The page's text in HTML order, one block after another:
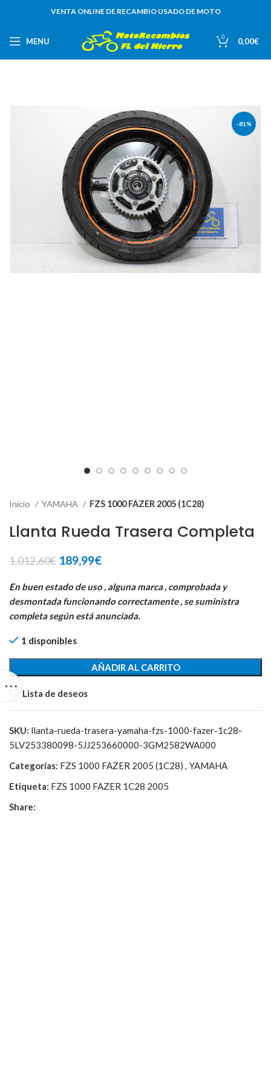
VENTA ONLINE DE RECAMBIO USADO DE MOTO
MENU 0 0,00€
-81%
Inicio YAMAHA FZS 1000 FAZER 2005 (1C28)
Llanta Rueda Trasera Completa
1.012,60€ El
original
era:
1.012,60€.
189,99€El
actual
es:
189,99€.
En buen estado de uso , alguna marca , comprobada y
desmontada funcionando correctamente , se suministra
completa según está anunciada.
1 disponibles
AÑADIR AL CARRITO
Lista de deseos
SKU: llanta-rueda-trasera-yamaha-fzs-1000-fazer-1c28-
5LV253380098-5JJ253660000-3GM2582WA000
Categorías: FZS 1000 FAZER 2005 (1C28) , YAMAHA
Etiqueta: FZS 1000 FAZER 1C28 2005
Share: